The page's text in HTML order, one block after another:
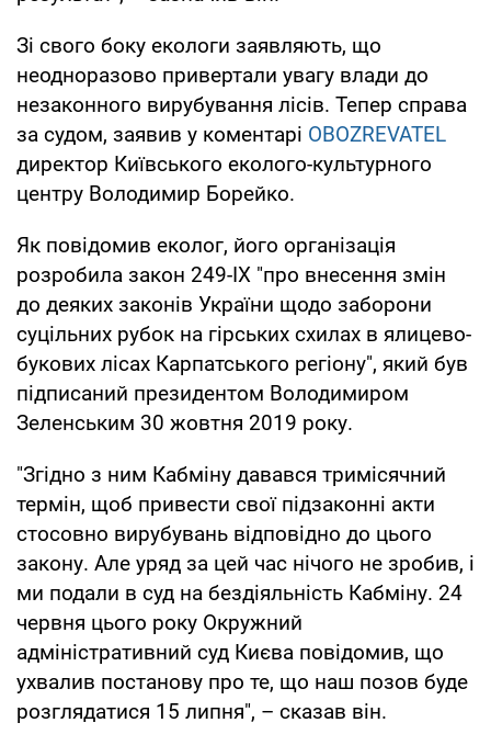
Зі свого боку екологи заявляють, що
неодноразово привертали увагу влади до
незаконного вирубування лісів. Тепер справа
за судом, заявив у коментарі OBOZREVATEL
директор Київського еколого-культурного
центру Володимир Борейко.
Як повідомив еколог, його організація
розробила закон 249-IX "про внесення змін
до деяких законів України щодо заборони
суцільних рубок на гірських схилах в ялицево-
букових лісах Карпатського регіону", який був
підписаний президентом Володимиром
Зеленським 30 жовтня 2019 року.
"Згідно з ним Кабміну давався тримісячний
термін, щоб привести свої підзаконні акти
стосовно вирубувань відповідно до цього
закону. Але уряд за цей час нічого не зробив, і
ми подали в суд на бездіяльність Кабміну. 24
червня цього року Окружний
адміністративний суд Києва повідомив, що
ухвалив постанову про те, що наш позов буде
розглядатися 15 липня", – сказав він.